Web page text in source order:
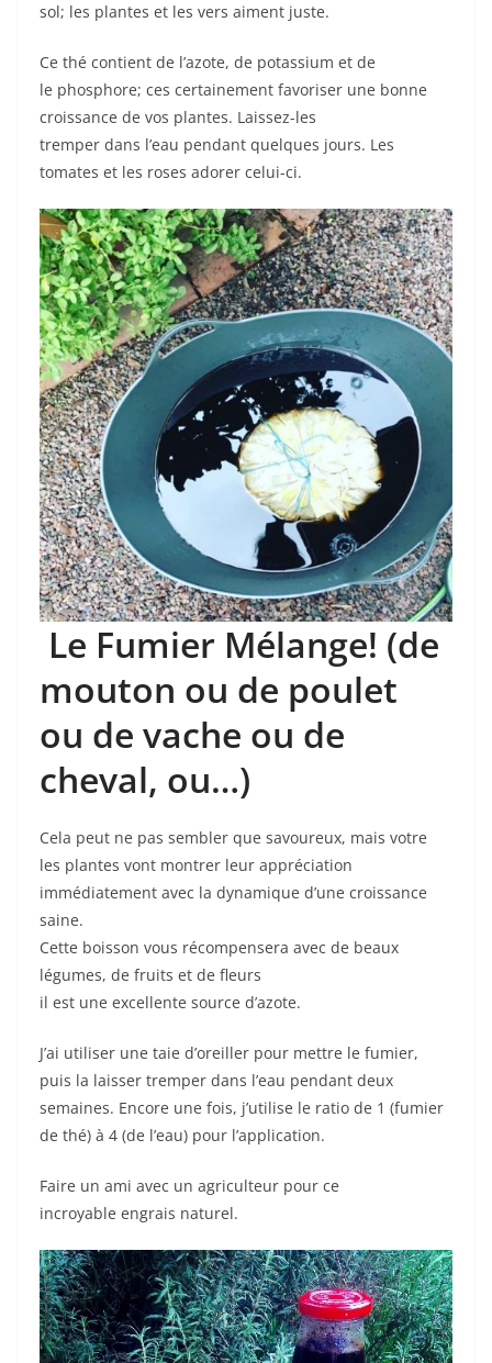
sol; les plantes et les vers aiment juste.
Ce thé contient de l’azote, de potassium et de
le phosphore; ces certainement favoriser une bonne
croissance de vos plantes. Laissez-les
tremper dans l’eau pendant quelques jours. Les
tomates et les roses adorer celui-ci.
Le Fumier Mélange! (de
mouton ou de poulet
ou de vache ou de
cheval, ou…)
Cela peut ne pas sembler que savoureux, mais votre
les plantes vont montrer leur appréciation
immédiatement avec la dynamique d’une croissance
saine.
Cette boisson vous récompensera avec de beaux
légumes, de fruits et de fleurs
il est une excellente source d’azote.
J’ai utiliser une taie d’oreiller pour mettre le fumier,
puis la laisser tremper dans l’eau pendant deux
semaines. Encore une fois, j’utilise le ratio de 1 (fumier
de thé) à 4 (de l’eau) pour l’application.
Faire un ami avec un agriculteur pour ce
incroyable engrais naturel.